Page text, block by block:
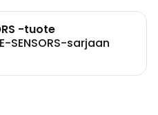
-tuote
SENSORS-sarjaan